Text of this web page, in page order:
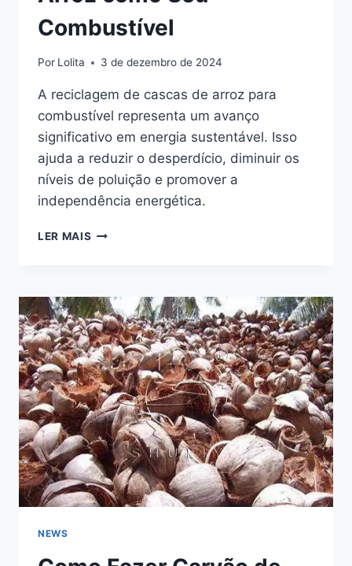
Combustível
Por Lolita 3 de dezembro de 2024
A reciclagem de cascas de arroz para
combustível representa um avanço
significativo em energia sustentável. Isso
ajuda a reduzir o desperdício, diminuir os
níveis de poluição e promover a
independência energética.
LER MAIS RECICLANDO
COMO
SEU
COMBUSTÍVEL
NEWS